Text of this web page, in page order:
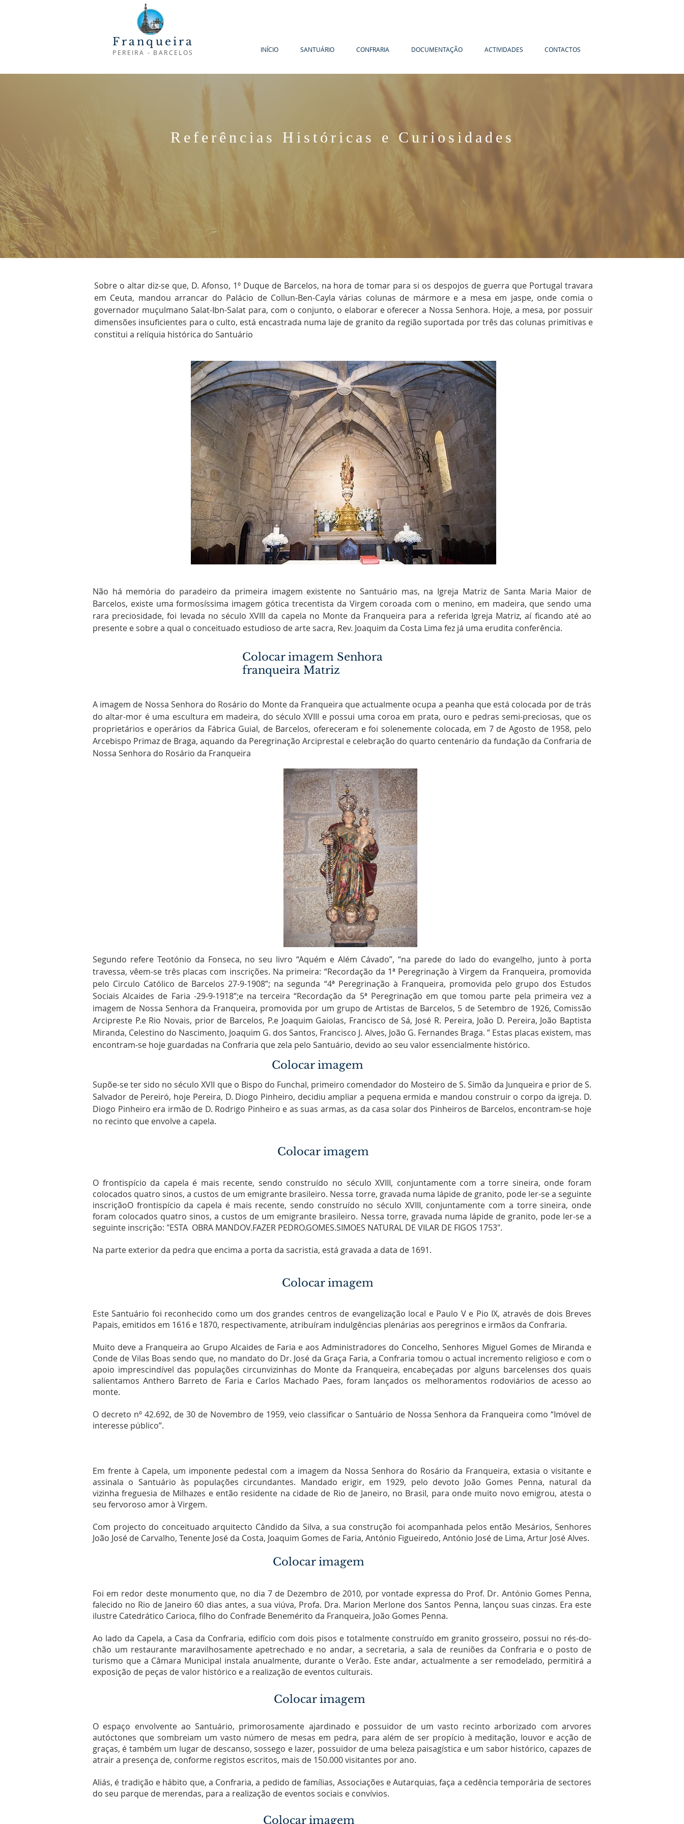
Franqueira
PEREIRA - BARCELOS INÍCIO SANTUÁRIO CONFRARIA DOCUMENTAÇÃO ACTIVIDADES CONTACTOS
Referências Históricas e Curiosidades
Sobre o altar diz-se que, D. Afonso, 1º Duque de Barcelos, na hora de tomar para si os despojos de guerra que Portugal travara
em Ceuta, mandou arrancar do Palácio de Collun-Ben-Cayla várias colunas de mármore e a mesa em jaspe, onde comia o
governador muçulmano Salat-Ibn-Salat para, com o conjunto, o elaborar e oferecer a Nossa Senhora. Hoje, a mesa, por possuir
dimensões insuficientes para o culto, está encastrada numa laje de granito da região suportada por três das colunas primitivas e
constitui a relíquia histórica do Santuário
Não há memória do paradeiro da primeira imagem existente no Santuário mas, na Igreja Matriz de Santa Maria Maior de
Barcelos, existe uma formosíssima imagem gótica trecentista da Virgem coroada com o menino, em madeira, que sendo uma
rara preciosidade, foi levada no século XVIII da capela no Monte da Franqueira para a referida Igreja Matriz, aí ficando até ao
presente e sobre a qual o conceituado estudioso de arte sacra, Rev. Joaquim da Costa Lima fez já uma erudita conferência.
Colocar imagem Senhora
franqueira Matriz
A imagem de Nossa Senhora do Rosário do Monte da Franqueira que actualmente ocupa a peanha que está colocada por de trás
do altar-mor é uma escultura em madeira, do século XVIII e possui uma coroa em prata, ouro e pedras semi-preciosas, que os
proprietários e operários da Fábrica Guial, de Barcelos, ofereceram e foi solenemente colocada, em 7 de Agosto de 1958, pelo
Arcebispo Primaz de Braga, aquando da Peregrinação Arciprestal e celebração do quarto centenário da fundação da Confraria de
Nossa Senhora do Rosário da Franqueira
Segundo refere Teotónio da Fonseca, no seu livro “Aquém e Além Cávado”, “na parede do lado do evangelho, junto à porta
travessa, vêem-se três placas com inscrições. Na primeira: “Recordação da 1ª Peregrinação à Virgem da Franqueira, promovida
pelo Circulo Católico de Barcelos 27-9-1908”; na segunda “4ª Peregrinação à Franqueira, promovida pelo grupo dos Estudos
Sociais Alcaides de Faria -29-9-1918”;e na terceira “Recordação da 5ª Peregrinação em que tomou parte pela primeira vez a
imagem de Nossa Senhora da Franqueira, promovida por um grupo de Artistas de Barcelos, 5 de Setembro de 1926, Comissão
Arcipreste P.e Rio Novais, prior de Barcelos, P.e Joaquim Gaiolas, Francisco de Sá, José R. Pereira, João D. Pereira, João Baptista
Miranda, Celestino do Nascimento, Joaquim G. dos Santos, Francisco J. Alves, João G. Fernandes Braga. ” Estas placas existem, mas
encontram-se hoje guardadas na Confraria que zela pelo Santuário, devido ao seu valor essencialmente histórico.
Colocar imagem
Supõe-se ter sido no século XVII que o Bispo do Funchal, primeiro comendador do Mosteiro de S. Simão da Junqueira e prior de S.
Salvador de Pereiró, hoje Pereira, D. Diogo Pinheiro, decidiu ampliar a pequena ermida e mandou construir o corpo da igreja. D.
Diogo Pinheiro era irmão de D. Rodrigo Pinheiro e as suas armas, as da casa solar dos Pinheiros de Barcelos, encontram-se hoje
no recinto que envolve a capela.
Colocar imagem
O frontispício da capela é mais recente, sendo construído no século XVIII, conjuntamente com a torre sineira, onde foram
colocados quatro sinos, a custos de um emigrante brasileiro. Nessa torre, gravada numa lápide de granito, pode ler-se a seguinte
inscriçãoO frontispício da capela é mais recente, sendo construído no século XVIII, conjuntamente com a torre sineira, onde
foram colocados quatro sinos, a custos de um emigrante brasileiro. Nessa torre, gravada numa lápide de granito, pode ler-se a
seguinte inscrição: "ESTA OBRA MANDOV.FAZER PEDRO.GOMES.SIMOES NATURAL DE VILAR DE FIGOS 1753".
​Na parte exterior da pedra que encima a porta da sacristia, está gravada a data de 1691.
Colocar imagem
Este Santuário foi reconhecido como um dos grandes centros de evangelização local e Paulo V e Pio IX, através de dois Breves
Papais, emitidos em 1616 e 1870, respectivamente, atribuíram indulgências plenárias aos peregrinos e irmãos da Confraria.
Muito deve a Franqueira ao Grupo Alcaides de Faria e aos Administradores do Concelho, Senhores Miguel Gomes de Miranda e
Conde de Vilas Boas sendo que, no mandato do Dr. José da Graça Faria, a Confraria tomou o actual incremento religioso e com o
apoio imprescindível das populações circunvizinhas do Monte da Franqueira, encabeçadas por alguns barcelenses dos quais
salientamos Anthero Barreto de Faria e Carlos Machado Paes, foram lançados os melhoramentos rodoviários de acesso ao
monte.
O decreto nº 42.692, de 30 de Novembro de 1959, veio classificar o Santuário de Nossa Senhora da Franqueira como “Imóvel de
interesse público”.
Em frente à Capela, um imponente pedestal com a imagem da Nossa Senhora do Rosário da Franqueira, extasia o visitante e
assinala o Santuário às populações circundantes. Mandado erigir, em 1929, pelo devoto João Gomes Penna, natural da
vizinha freguesia de Milhazes e então residente na cidade de Rio de Janeiro, no Brasil, para onde muito novo emigrou, atesta o
seu fervoroso amor à Virgem.
Com projecto do conceituado arquitecto Cândido da Silva, a sua construção foi acompanhada pelos então Mesários, Senhores
João José de Carvalho, Tenente José da Costa, Joaquim Gomes de Faria, António Figueiredo, António José de Lima, Artur José Alves.
Colocar imagem
Foi em redor deste monumento que, no dia 7 de Dezembro de 2010, por vontade expressa do Prof. Dr. António Gomes Penna,
falecido no Rio de Janeiro 60 dias antes, a sua viúva, Profa. Dra. Marion Merlone dos Santos Penna, lançou suas cinzas. Era este
ilustre Catedrático Carioca, filho do Confrade Benemérito da Franqueira, João Gomes Penna.
Ao lado da Capela, a Casa da Confraria, edifício com dois pisos e totalmente construído em granito grosseiro, possui no rés-do-
chão um restaurante maravilhosamente apetrechado e no andar, a secretaria, a sala de reuniões da Confraria e o posto de
turismo que a Câmara Municipal instala anualmente, durante o Verão. Este andar, actualmente a ser remodelado, permitirá a
exposição de peças de valor histórico e a realização de eventos culturais.
Colocar imagem
O espaço envolvente ao Santuário, primorosamente ajardinado e possuidor de um vasto recinto arborizado com arvores
autóctones que sombreiam um vasto número de mesas em pedra, para além de ser propício à meditação, louvor e acção de
graças, é também um lugar de descanso, sossego e lazer, possuidor de uma beleza paisagística e um sabor histórico, capazes de
atrair a presença de, conforme registos escritos, mais de 150.000 visitantes por ano.
Aliás, é tradição e hábito que, a Confraria, a pedido de famílias, Associações e Autarquias, faça a cedência temporária de sectores
do seu parque de merendas, para a realização de eventos sociais e convívios.
Colocar imagem